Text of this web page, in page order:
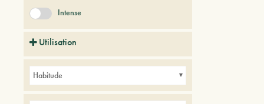
Intense
Utilisation
Habitude